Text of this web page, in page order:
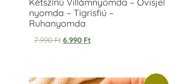
nyomda – Tigrisfiú –
Ruhanyomda
7.990Ft 6.990 Ft